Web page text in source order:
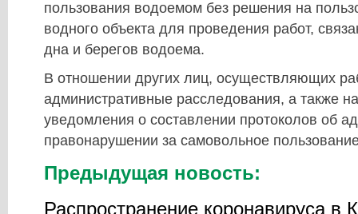
пользования водоемом без решения на
водного объекта для проведения работ,
дна и берегов водоема.
В отношении других лиц, осуществляющих
административные расследования, а также
уведомления о составлении протоколов об
правонарушении за самовольное
Предыдущая новость:
Распространение коронавируса в